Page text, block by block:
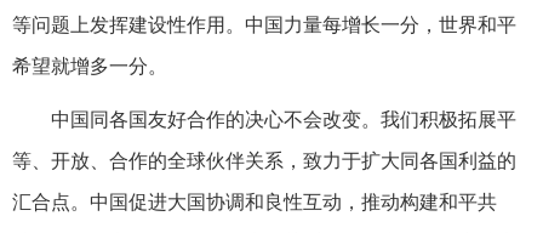
等问题上发挥建设性作用。中国力量每增长一分，世界和平
希望就增多一分。
中国同各国友好合作的决心不会改变。我们积极拓展平
等、开放、合作的全球伙伴关系，致力于扩大同各国利益的
汇合点。中国促进大国协调和良性互动，推动构建和平共